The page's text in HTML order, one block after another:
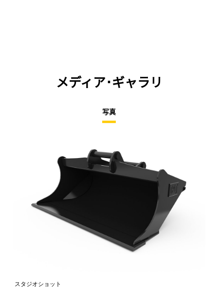
メディア･ギャラリ
写真
スタジオショット